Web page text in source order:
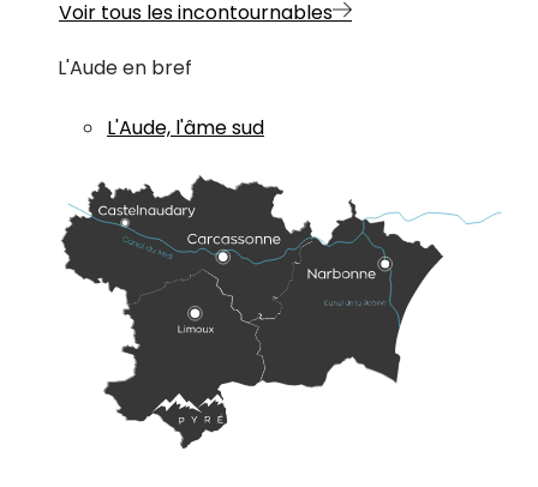
Voir tous les incontournables
L'Aude en bref
L'Aude, l'âme sud